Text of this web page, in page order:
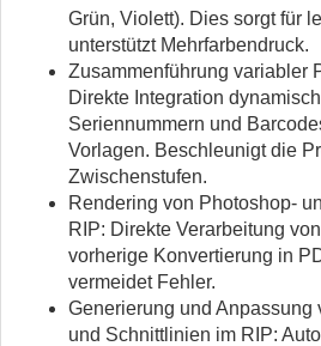
Grün, Violett). Dies sorgt für
unterstützt Mehrfarbendruck.
Zusammenführung variabler
Direkte Integration
Seriennummern und
Vorlagen. Beschleunigt die
Zwischenstufen.
Rendering von Photoshop-
RIP: Direkte Verarbeitung
vorherige Konvertierung in
vermeidet Fehler.
Generierung und Anpassung
und Schnittlinien im RIP: